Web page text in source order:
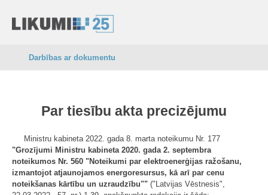
Darbības ar dokumentu
Par tiesību akta precizējumu
Ministru kabineta 2022. gada 8. marta noteikumu Nr. 177
"Grozījumi Ministru kabineta 2020. gada 2. septembra
noteikumos Nr. 560 "Noteikumi par elektroenerģijas ražošanu,
izmantojot atjaunojamos energoresursus, kā arī par cenu
noteikšanas kārtību un uzraudzību"" ("Latvijas Vēstnesis",